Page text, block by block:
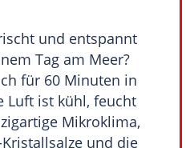
und entspannt
Tag am Meer?
für 60 Minuten in
Luft ist kühl, feucht
Mikroklima,
und die